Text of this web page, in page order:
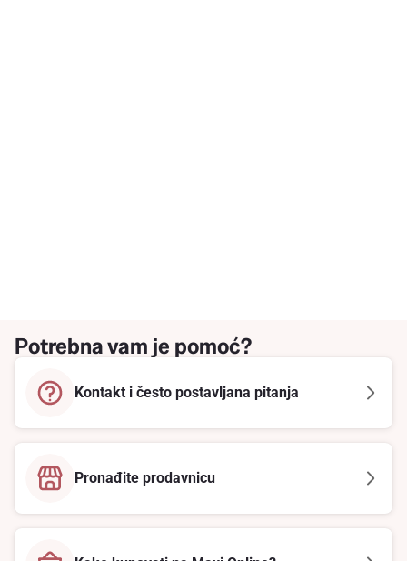
Potrebna vam je pomoć?
Kontakt i često postavljana pitanja
Pronađite prodavnicu